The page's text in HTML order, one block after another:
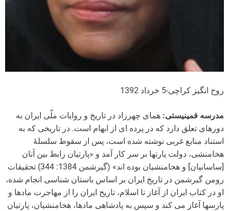
روح انگیز کراچی-5 خرداد 1392
مدرسه فمینیستی: همای چهرزاد در تاریخ و روایات ملّی ایران به
دوره­ای تعلق دارد که در پرده ای از ابهام است. در تاریخی که به
استناد منابع غربی ­نوشته شده است، پس از سقوط سلسلۀ
هخامنشی، دولت پارت­ها بر سر کار آمد و «پارتیان رابط بین آنان
[ساسانیان] و هخامنشیان بوده اند» (گیرشمن 1384: 344) تحقیقات
رومن گیرشمن در تاریخ ایران بر اساس باستان شناسی انجام شده،
او در کتاب ایران از آغاز تا اسلام، تاریخ ایران را از مهاجرت مادها و
پارس­ها آغاز می کند و سپس به پادشاهی مادها، هخامنشیان، پارتیان